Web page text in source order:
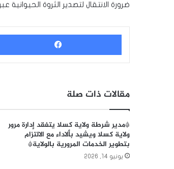
ضرورة الانتقال لتصدير الثروة
مقالات ذات صلة
*مدير شرطة ولاية كسلا يتفقد إدارة مرور
ولاية كسلا ويشيد بألاداء مع الالتزام
بتطوير الخدمات المرورية بالولاية*
يونيو 14, 2026